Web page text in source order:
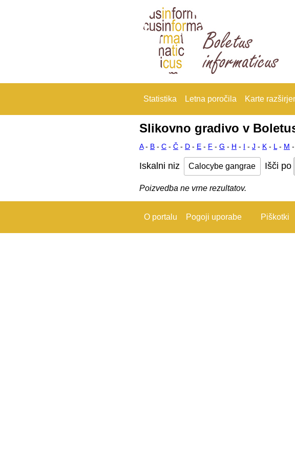
Statistika Letna poročila Karte
Slikovno gradivo v
A- B - C - Č - D - E - F - G - H - I - J - K - L - M -
Iskalni niz Išči po
Poizvedba ne vrne rezultatov.
O portalu Pogoji uporabe Piškotki